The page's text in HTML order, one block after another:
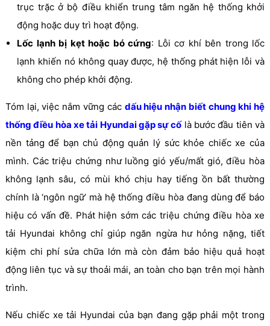
trục trặc ở bộ điều khiển trung tâm ngăn hệ thống khởi
động hoặc duy trì hoạt động.
Lốc lạnh bị kẹt hoặc bó cứng: Lỗi cơ khí bên trong lốc
lạnh khiến nó không quay được, hệ thống phát hiện lỗi và
không cho phép khởi động.
Tóm lại, việc nắm vững các dấu hiệu nhận biết chung khi hệ
thống điều hòa xe tải Hyundai gặp sự cốlà bước đầu tiên và
nền tảng để bạn chủ động quản lý sức khỏe chiếc xe của
mình. Các triệu chứng như luồng gió yếu/mất gió, điều hòa
không lạnh sâu, có mùi khó chịu hay tiếng ồn bất thường
chính là ‘ngôn ngữ’ mà hệ thống điều hòa đang dùng để báo
hiệu có vấn đề. Phát hiện sớm các triệu chứng điều hòa xe
tải Hyundai không chỉ giúp ngăn ngừa hư hỏng nặng, tiết
kiệm chi phí sửa chữa lớn mà còn đảm bảo hiệu quả hoạt
động liên tục và sự thoải mái, an toàn cho bạn trên mọi hành
trình.
Nếu chiếc xe tải Hyundai của bạn đang gặp phải một trong